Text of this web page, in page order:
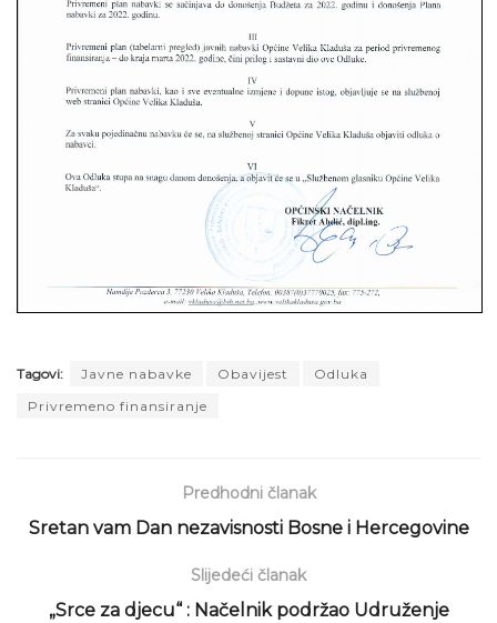
Tagovi: Javne nabavke Obavijest
Odluka
Privremeno finansiranje
Predhodni članak
Sretan vam Dan nezavisnosti Bosne i Hercegovine
Slijedeći članak
„Srce za djecu“ : Načelnik podržao Udruženje